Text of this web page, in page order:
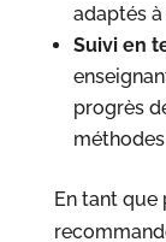
adaptés
Suivi en
progrès
En tant que